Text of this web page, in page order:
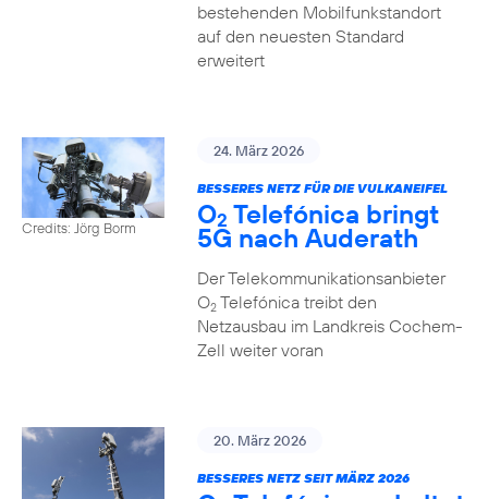
bestehenden Mobilfunkstandort
auf den neuesten Standard
erweitert
Credits: Jörg Borm
24. März 2026
BESSERES NETZ FÜR DIE VULKANEIFEL
O2 Telefónica bringt
5G nach Auderath
Der Telekommunikationsanbieter
O2Telefónica treibt den
Netzausbau im Landkreis Cochem-
Zell weiter voran
20. März 2026
BESSERES NETZ SEIT MÄRZ 2026